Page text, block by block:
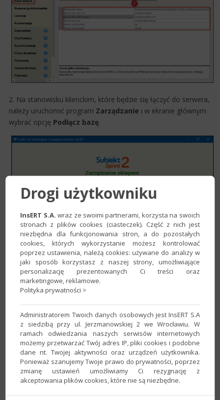
2. Na stanowisku klienckim, które będzie się łączyć do serwera,
należy uruchomić program Zarządzanie i w ekranie głównym
wybrać opcję Podłącz bazę.
3. W następnym kroku należy wprowadzić dane do serwera,
które zostały sprawdzone w kroku 1. w następującej formie:
Serwer
– pole nazwa serwera z kroku pierwszego;
Użytkownik SQL– pole nazwa użytkownika z kroku
pierwszego;
Hasło– hasło do użytkownika SQL, domyślnie jest
puste;
Nazwa bazy– Nazwa bazy danych z kroku
Drogi użytkowniku
InsERT S.A. wraz ze swoimi partnerami, korzysta na swoich
stronach z plików cookies (ciasteczek). Część z nich jest
niezbędna dla funkcjonowania stron, a do pozostałych
cookies, których wykorzystanie możesz kontrolować
poprzez ustawienia, należą cookies: używane do analizy w
jaki sposób korzystasz z naszej strony, umożliwiające
personalizację prezentowanych Ci treści oraz
marketingowe, reklamowe.
Polityka prywatności >
Administratorem Twoich danych osobowych jest InsERT S.A
z siedzibą przy ul. Jerzmanowskiej 2 we Wrocławiu. W
ramach odwiedzania naszych serwisów internetowych
możemy przetwarzać Twój adres IP, pliki cookies i podobne
dane nt. Twojej aktywności oraz urządzeń użytkownika.
Ponieważ szanujemy Twoje prawo do prywatności, poprzez
zmianę ustawień umożliwiamy Ci rezygnację z
akceptowania plików cookies, które nie są niezbędne.